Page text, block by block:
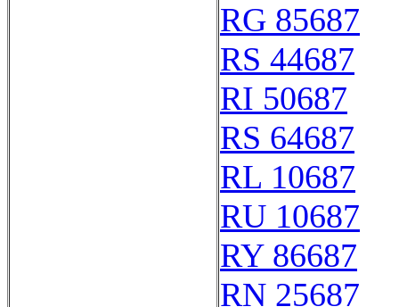
RG 85687
RS 44687
RI 50687
RS 64687
RL 10687
RU 10687
RY 86687
RN 25687